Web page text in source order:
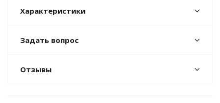
Характеристики
Задать вопрос
Отзывы